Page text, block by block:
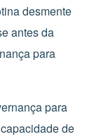
desmente
antes da
para
para
de